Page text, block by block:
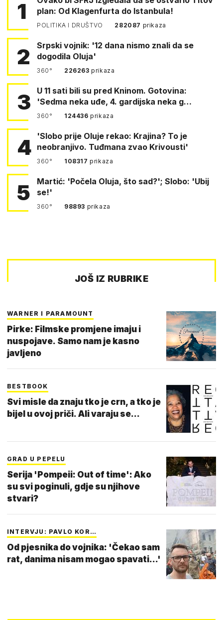
1
plan: Od Klagenfurta do Istanbula!
POLITIKA I DRUŠTVO 282087 prikaza
2
Srpski vojnik: '12 dana nismo znali da se
dogodila Oluja'
360° 226263prikaza
3
U 11 sati bili su pred Kninom. Gotovina:
'Sedma neka uđe, 4. gardijska neka g…
360° 124436prikaza
4
'Slobo prije Oluje rekao: Krajina? To je
neobranjivo. Tuđmana zvao Krivousti'
360° 108317prikaza
5
Martić: 'Počela Oluja, što sad?'; Slobo: 'Ubij
se!'
360° 98893 prikaza
JOŠ IZ RUBRIKE
WARNER I PARAMOUNT
Pirke: Filmske promjene imaju i
nuspojave. Samo nam je kasno
javljeno
BESTBOOK
Svi misle da znaju tko je crn, a tko je
bijel u ovoj priči. Ali varaju se...
GRAD U PEPELU
Serija 'Pompeii: Out of time': Ako
su svi poginuli, gdje su njihove
stvari?
INTERVJU: PAVLO KOR…
Od pjesnika do vojnika: 'Čekao sam
rat, danima nisam mogao spavati...'